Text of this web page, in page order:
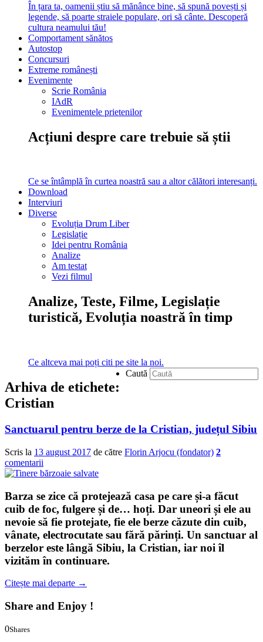
În țara ta, oamenii știu să mănânce bine, să spună povești și
legende, să poarte straiele populare, ori să cânte. Descoperă
cultura neamului tău!
Comportament sănătos
Autostop
Concursuri
Extreme românești
Evenimente
Scrie România
IAdR
Evenimentele prietenilor
Acțiuni despre care trebuie să știi
Ce se întâmplă în curtea noastră sau a altor călători interesanți.
Download
Interviuri
Diverse
Evoluția Drum Liber
Legislație
Idei pentru România
Analize
Am testat
Vezi filmul
Analize, Teste, Filme, Legislație
turistică, Evoluția noastră în timp
Ce altceva mai poți citi pe site la noi.
Caută
Arhiva de etichete:
Cristian
Sanctuarul pentru berze de la Cristian, județul Sibiu
Scris la 13 august 2017 de către Florin Arjocu (fondator) 2
comentarii
Barza se zice că protejează casa pe care și-a făcut
cuib de foc, fulgere și de… hoți. Dar uneori și ele au
nevoie să fie protejate, fie ele berze căzute din cuib,
vânate, electrocutate sau fără părinți. Un sanctuar al
berzelor este lângă Sibiu, la Cristian, iar noi îl
vizităm în continuare.
Citește mai departe →
Share and Enjoy !
0Shares